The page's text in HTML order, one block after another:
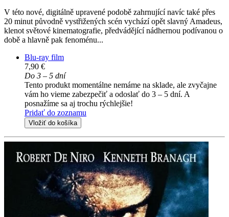
V této nové, digitálně upravené podobě zahrnující navíc také přes
20 minut původně vystřižených scén vychází opět slavný Amadeus,
klenot světové kinematografie, předvádějící nádhernou podívanou o
době a hlavně pak fenoménu...
Blu-ray film
7,90 €
Do 3 – 5 dní
Tento produkt momentálne nemáme na sklade, ale zvyčajne
vám ho vieme zabezpečiť a odoslať do 3 – 5 dní. A
posnažíme sa aj trochu rýchlejšie!
Pridať do zoznamu
Vložiť do košíka